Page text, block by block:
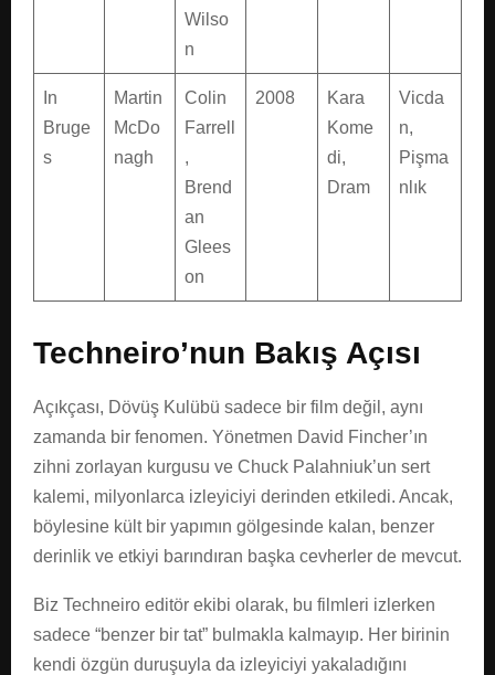
Wilso
n
In
Bruge
s
Martin
McDo
nagh
Colin
Farrell
,
Brend
an
Glees
on
2008
Kara
Kome
di,
Dram
Vicda
n,
Pişma
nlık
Techneiro’nun Bakış Açısı
Açıkçası, Dövüş Kulübü sadece bir film değil, aynı
zamanda bir fenomen. Yönetmen David Fincher’ın
zihni zorlayan kurgusu ve Chuck Palahniuk’un sert
kalemi, milyonlarca izleyiciyi derinden etkiledi. Ancak,
böylesine kült bir yapımın gölgesinde kalan, benzer
derinlik ve etkiyi barındıran başka cevherler de mevcut.
Biz Techneiro editör ekibi olarak, bu filmleri izlerken
sadece “benzer bir tat” bulmakla kalmayıp. Her birinin
kendi özgün duruşuyla da izleyiciyi yakaladığını